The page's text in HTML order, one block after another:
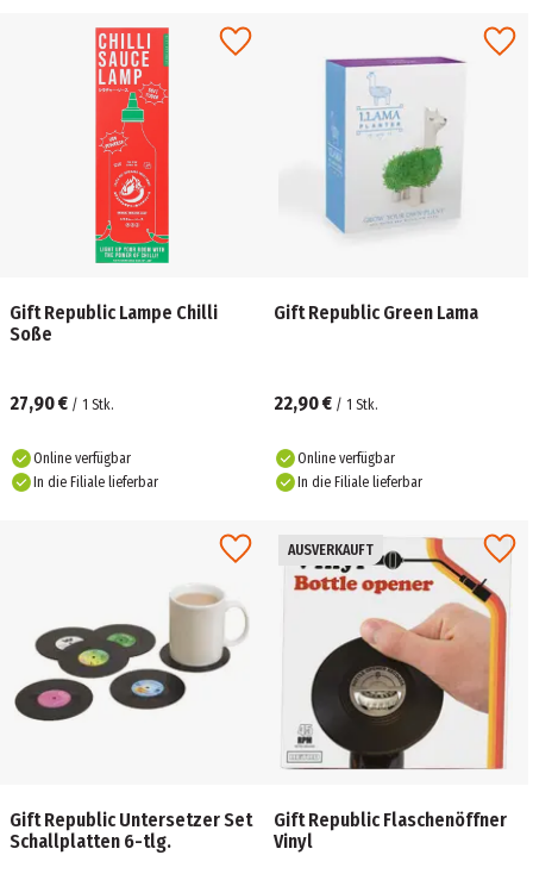
Gift Republic Lampe Chilli
Soße
27,90 € / 1 Stk.
Online verfügbar
In die Filiale lieferbar
Gift Republic Green Lama
22,90 € / 1 Stk.
Online verfügbar
In die Filiale lieferbar
Gift Republic Untersetzer Set
Schallplatten 6-tlg.
AUSVERKAUFT
Gift Republic Flaschenöffner
Vinyl